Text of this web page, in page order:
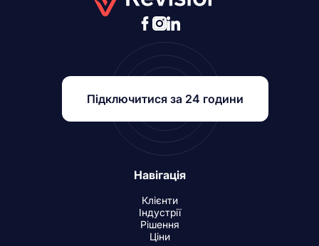
Навігація
Клієнти
Індустрії
Рішення
Ціни
Підключитися за 24 години